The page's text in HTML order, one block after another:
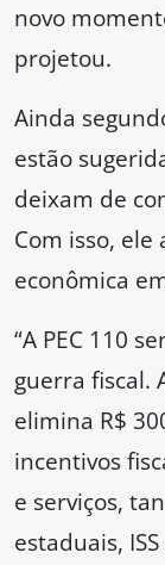
novo
projetou.
Ainda
estão
deixam de
Com isso,
econômica
“A PEC 110
guerra fiscal.
elimina R$
incentivos
e serviços,
estaduais,